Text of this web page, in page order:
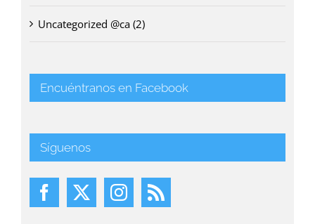
Uncategorized @ca (2)
Encuéntranos en Facebook
Síguenos